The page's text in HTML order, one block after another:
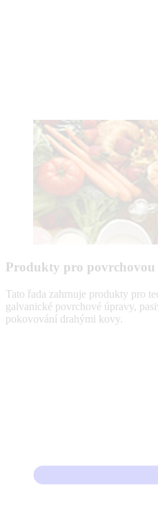
Produkty pro
Tato řada zahrnuje produkty pro
galvanické povrchové úpravy,
pokovování drahými kovy.